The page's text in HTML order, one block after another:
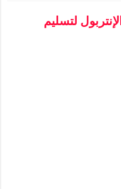
لتسليم